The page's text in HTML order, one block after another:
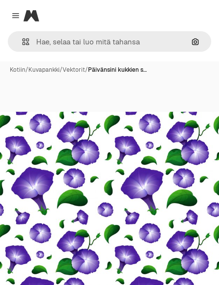
Close menu
Magnific
Hae
Kotiin/Kuvapankki/Vektorit/Päivänsini kukkien s…